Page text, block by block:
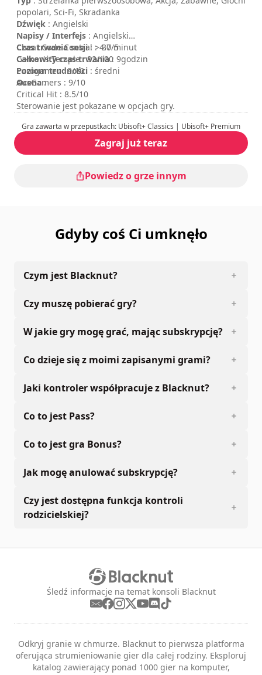
other countries. Based on Crytek’s original Far Cry
directed by Cevat Yerli. Powered by Crytek’s technology
“CryEngine.”
popolari, Sci-Fi, Skradanka
Dźwięk : Angielski
Napisy / Interfejs : Angielski
Czas trwania sesji: > 30 minut
Całkowity czas trwania: 9godzin
Poziom trudności : średni
Ocena:
Cheat Code Central : 4.7/5
Gamer's Temple : 92/100
Eurogamer : 9/10
AusGamers : 9/10
Critical Hit : 8.5/10
Sterowanie jest pokazane w opcjach gry.
Gra zawarta w przepustkach: Ubisoft+ Classics | Ubisoft+ Premium
Zagraj już teraz
Powiedz o grze innym
Gdyby coś Ci umknęło
Czym jest Blacknut?
Czy muszę pobierać gry?
W jakie gry mogę grać, mając subskrypcję?
Co dzieje się z moimi zapisanymi grami?
Jaki kontroler współpracuje z Blacknut?
Co to jest Pass?
Co to jest gra Bonus?
Jak mogę anulować subskrypcję?
Czy jest dostępna funkcja kontroli
rodzicielskiej?
Śledź informacje na temat konsoli Blacknut
Odkryj granie w chmurze. Blacknut to pierwsza platforma
oferująca strumieniowanie gier dla całej rodziny. Eksploruj
katalog zawierający ponad 1000 gier na komputer,